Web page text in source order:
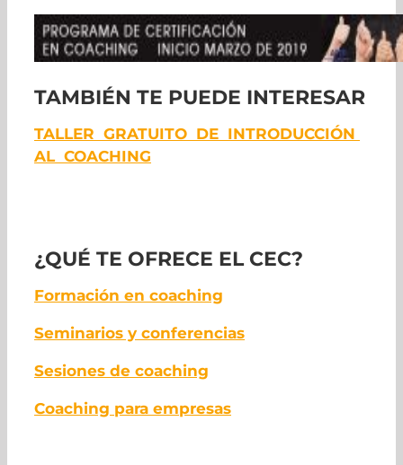
TAMBIÉN TE PUEDE INTERESAR
TALLER GRATUITO DE INTRODUCCIÓN
AL COACHING
¿QUÉ TE OFRECE EL CEC?
Formación en coaching
Seminarios y conferencias
Sesiones de coaching
Coaching para empresas